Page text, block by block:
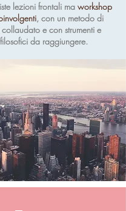
lezioni frontali ma workshop
, con un metodo di
e con strumenti e
da raggiungere.